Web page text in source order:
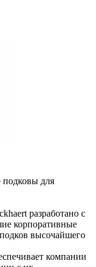
подковы для
разработано с
корпоративные
высочайшего
компании